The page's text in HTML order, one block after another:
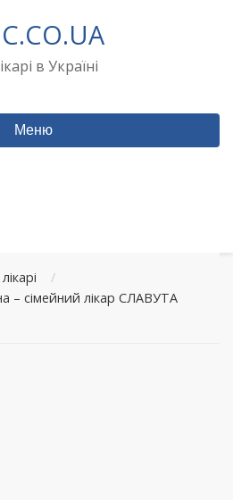
в Україні
Меню
/
– сімейний лікар СЛАВУТА